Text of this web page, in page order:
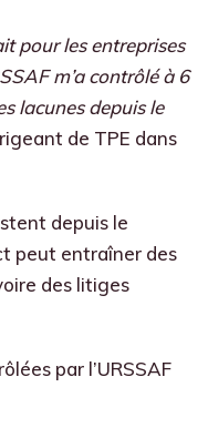
pour les entreprises
m’a contrôlé à 6
lacunes depuis le
de TPE dans
depuis le
peut entraîner des
des litiges
par l’URSSAF